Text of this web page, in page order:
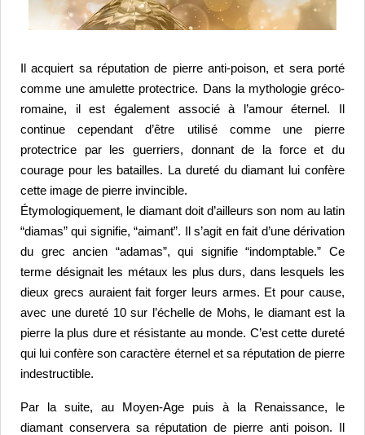
Il acquiert sa réputation de pierre anti-poison, et sera porté
comme une amulette protectrice. Dans la mythologie gréco-
romaine, il est également associé à l’amour éternel.
continue cependant d’être utilisé comme une pierre
protectrice par les guerriers, donnant de la force et du
courage pour les batailles. La dureté du diamant lui confère
cette image de pierre invincible.
Étymologiquement, le diamant doit d’ailleurs son nom au latin
“diamas” qui signifie, “aimant”. Il s’agit en fait d’une dérivation
du grec ancien “adamas”, qui signifie “indomptable.” Ce
terme désignait les métaux les plus durs, dans lesquels les
dieux grecs auraient fait forger leurs armes. Et pour cause,
avec une dureté 10 sur l’échelle de Mohs, le diamant est la
pierre la plus dure et résistante au monde. C’est cette dureté
qui lui confère son caractère éternel et sa réputation de pierre
indestructible.
Par la suite, au Moyen-Age puis à la Renaissance, le
diamant conservera sa réputation de pierre anti poison. Il